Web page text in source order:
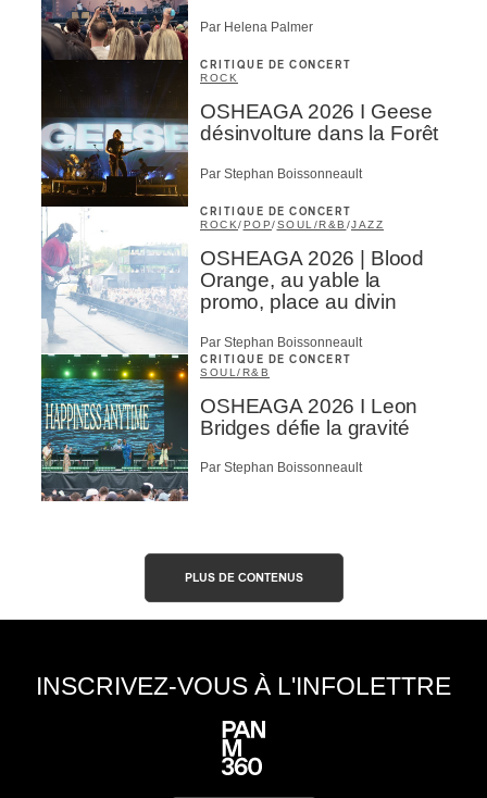
Par Helena Palmer
CRITIQUE DE CONCERT
ROCK
OSHEAGA 2026 I Geese
désinvolture dans la Forêt
Par Stephan Boissonneault
CRITIQUE DE CONCERT
ROCK/ POP/SOUL/R&B /JAZZ
OSHEAGA 2026 | Blood
Orange, au yable la
promo, place au divin
Par Stephan Boissonneault
CRITIQUE DE CONCERT
SOUL/R&B
OSHEAGA 2026 I Leon
Bridges défie la gravité
Par Stephan Boissonneault
PLUS DE CONTENUS
INSCRIVEZ-VOUS À L'INFOLETTRE